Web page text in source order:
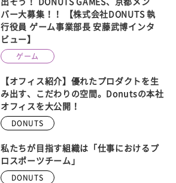
出そう！ DONUTS GAMES、京都メン
バー大募集！！ 【株式会社DONUTS 執
行役員 ゲーム事業部長 安藤武博インタ
ビュー】
ゲーム
【オフィス紹介】優れたプロダクトを生
み出す、こだわりの空間。Donutsの本社
オフィスを大公開！
DONUTS
私たちが目指す組織は「仕事におけるプ
ロスポーツチーム」
DONUTS